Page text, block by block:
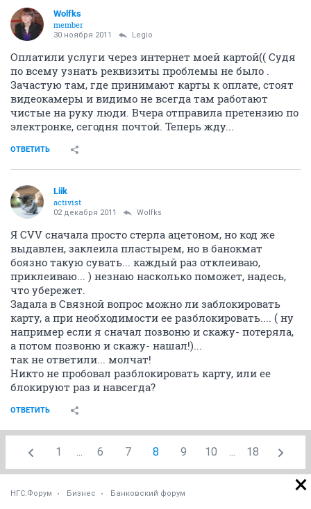
Wolfks
member
30 ноября 2011 Legio
Оплатили услуги через интернет моей картой(( Судя
по всему узнать реквизиты проблемы не было .
Зачастую там, где принимают карты к оплате, стоят
видеокамеры и видимо не всегда там работают
чистые на руку люди. Вчера отправила претензию по
электронке, сегодня почтой. Теперь жду...
ОТВЕТИТЬ
Liik
activist
02 декабря 2011 Wolfks
Я CVV сначала просто стерла ацетоном, но код же
выдавлен, заклеила пластырем, но в банокмат
боязно такую сувать... каждый раз отклеиваю,
приклеиваю... ) незнаю насколько поможет, надесь,
что убережет.
Задала в Связной вопрос можно ли заблокировать
карту, а при необходимости ее разблокировать.... ( ну
например если я сначал позвоню и скажу- потеряла,
а потом позвоню и скажу- нашал!)...
так не ответили... молчат!
Никто не пробовал разблокировать карту, или ее
блокируют раз и навсегда?
ОТВЕТИТЬ
1 ... 6 7 8 9 10 ... 18
НГС.Форум Бизнес Банковский форум